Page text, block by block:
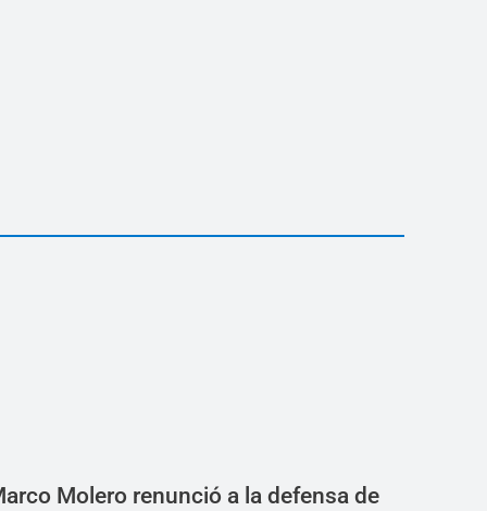
Molero renunció a la defensa de